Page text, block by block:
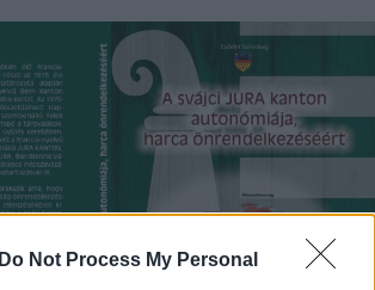
Do Not Process My Personal